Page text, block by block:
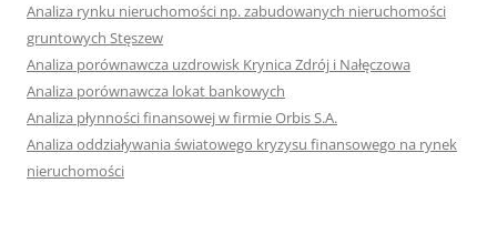
Analiza rynku nieruchomości np. zabudowanych nieruchomości
gruntowych Stęszew
Analiza porównawcza uzdrowisk Krynica Zdrój i Nałęczowa
Analiza porównawcza lokat bankowych
Analiza płynności finansowej w firmie Orbis S.A.
Analiza oddziaływania światowego kryzysu finansowego na rynek
nieruchomości